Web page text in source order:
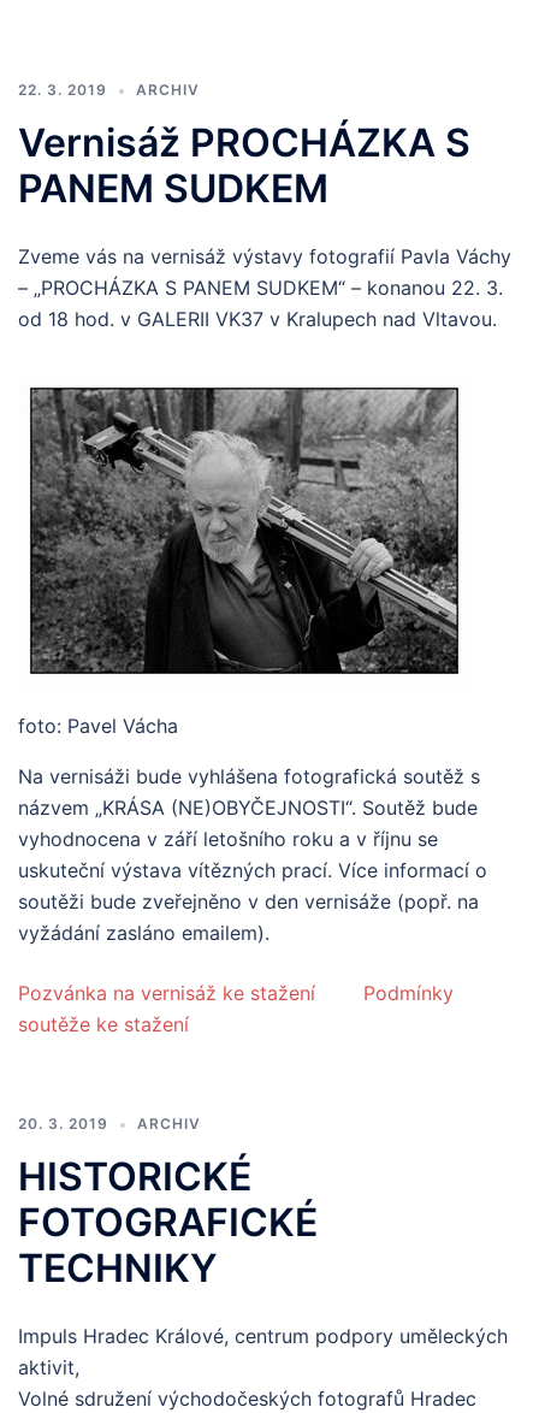
22. 3. 2019 ARCHIV
Vernisáž PROCHÁZKA S
PANEM SUDKEM
Zveme vás na vernisáž výstavy fotografií Pavla Váchy
– „PROCHÁZKA S PANEM SUDKEM“ – konanou 22. 3.
od 18 hod. v GALERII VK37 v Kralupech nad Vltavou.
foto: Pavel Vácha
Na vernisáži bude vyhlášena fotografická soutěž s
názvem „KRÁSA (NE)OBYČEJNOSTI“. Soutěž bude
vyhodnocena v září letošního roku a v říjnu se
uskuteční výstava vítězných prací. Více informací o
soutěži bude zveřejněno v den vernisáže (popř. na
vyžádání zasláno emailem).
Pozvánka na vernisáž ke stažení
Podmínky
soutěže ke stažení
20. 3. 2019 ARCHIV
HISTORICKÉ
FOTOGRAFICKÉ
TECHNIKY
Impuls Hradec Králové, centrum podpory uměleckých
aktivit,
Volné sdružení východočeských fotografů Hradec